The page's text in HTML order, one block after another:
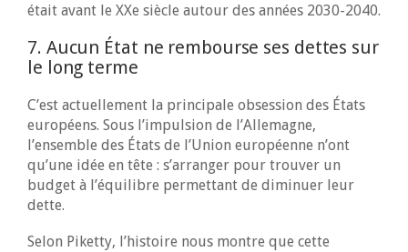
était avant le XXe siècle autour des années 2030-2040.
7. Aucun État ne rembourse ses dettes sur
le long terme
C’est actuellement la principale obsession des États
européens. Sous l’impulsion de l’Allemagne,
l’ensemble des États de l’Union européenne n’ont
qu’une idée en tête : s’arranger pour trouver un
budget à l’équilibre permettant de diminuer leur
dette.
Selon Piketty, l’histoire nous montre que cette